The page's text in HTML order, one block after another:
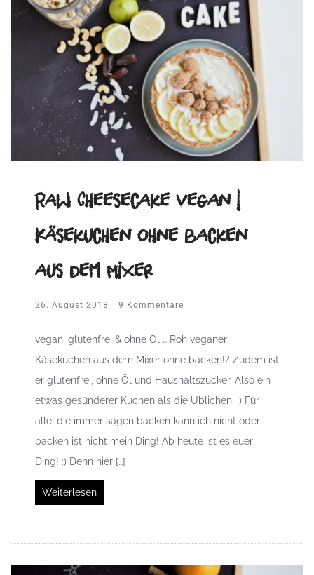
Raw Cheesecake vegan |
Käsekuchen ohne backen
aus dem Mixer
26. August 2018 9 Kommentare
vegan, glutenfrei & ohne Öl … Roh veganer
Käsekuchen aus dem Mixer ohne backen!? Zudem ist
er glutenfrei, ohne Öl und Haushaltszucker. Also ein
etwas gesünderer Kuchen als die Üblichen. ;) Für
alle, die immer sagen backen kann ich nicht oder
backen ist nicht mein Ding! Ab heute ist es euer
Ding! :) Denn hier […]
Weiterlesen